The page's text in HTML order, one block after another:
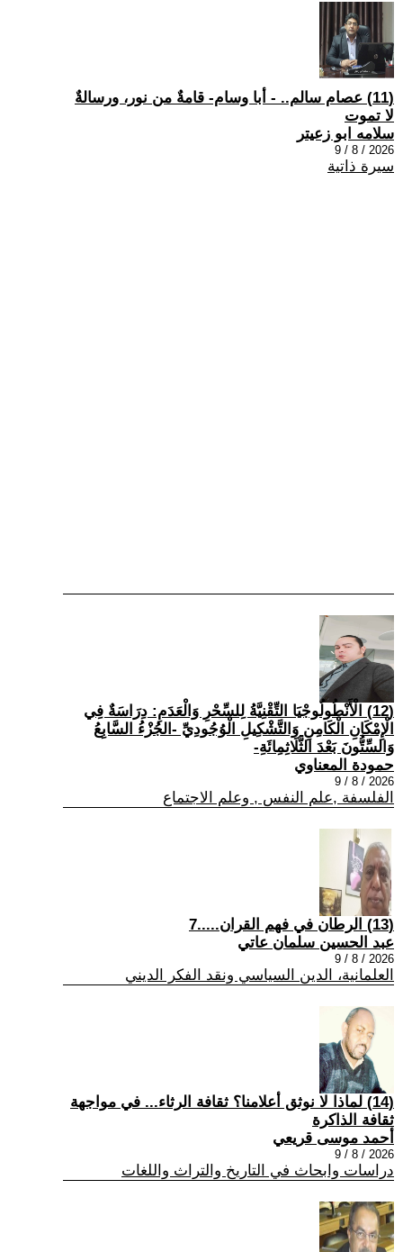
(11) عصام سالم.. - أبا وسام- قامةٌ من نور، ورسالةٌ
لا تموت
سلامه ابو زعيتر
2026 / 8 / 9
سيرة ذاتية
(12) الْأَنْطُولُوجْيَا التِّقْنِيَّةُ لِلسِّحْرِ وَالْعَدَمِ: دِرَاسَةٌ فِي
الْإِمْكَانِ الْكَامِنِ وَالتَّشْكِيلِ الْوُجُودِيِّ -الجُزْءُ السَّابِعُ
وَالسِّتُّونَ بَعْدَ الثَّلَاثِمِائَةِ-
حمودة المعناوي
2026 / 8 / 9
الفلسفة ,علم النفس , وعلم الاجتماع
(13) الرطان في فهم القران.....7
عبد الحسين سلمان عاتي
2026 / 8 / 9
العلمانية، الدين السياسي ونقد الفكر الديني
(14) لماذا لا نوثق أعلامنا؟ ثقافة الرثاء... في مواجهة
ثقافة الذاكرة
أحمد موسى قريعي
2026 / 8 / 9
دراسات وابحاث في التاريخ والتراث واللغات